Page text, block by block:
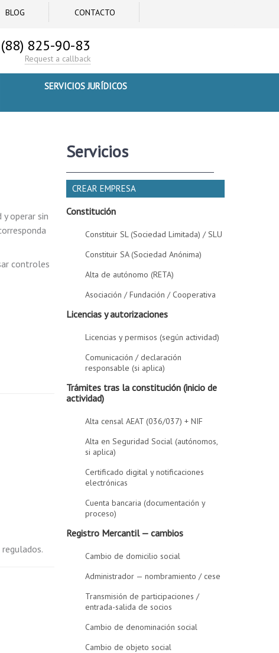
BLOG CONTACTO
825-90-83
Request a callback
SERVICIOS JURÍDICOS
operar sin
controles
Servicios
CREAR EMPRESA
Constitución
Constituir SL (Sociedad Limitada) / SLU
Constituir SA (Sociedad Anónima)
Alta de autónomo (RETA)
Asociación / Fundación / Cooperativa
Licencias y autorizaciones
Licencias y permisos (según actividad)
Comunicación / declaración
responsable (si aplica)
Trámites tras la constitución (inicio de
actividad)
Alta censal AEAT (036/037) + NIF
Alta en Seguridad Social (autónomos,
si aplica)
Certificado digital y notificaciones
electrónicas
Cuenta bancaria (documentación y
proceso)
Registro Mercantil — cambios
Cambio de domicilio social
Administrador — nombramiento / cese
Transmisión de participaciones /
entrada-salida de socios
Cambio de denominación social
Cambio de objeto social